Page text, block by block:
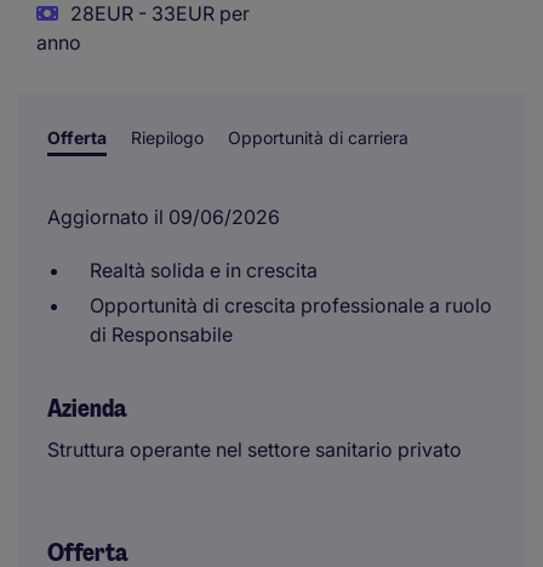
28EUR - 33EUR per
anno
Offerta Riepilogo Opportunità di carriera
Aggiornato il 09/06/2026
Realtà solida e in crescita
Opportunità di crescita professionale a ruolo
di Responsabile
Azienda
Struttura operante nel settore sanitario privato
Offerta